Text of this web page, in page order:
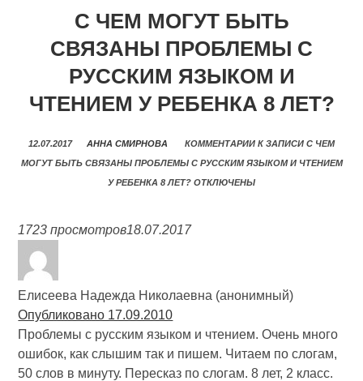
С ЧЕМ МОГУТ БЫТЬ
СВЯЗАНЫ ПРОБЛЕМЫ С
РУССКИМ ЯЗЫКОМ И
ЧТЕНИЕМ У РЕБЕНКА 8 ЛЕТ?
12.07.2017 АННА СМИРНОВА КОММЕНТАРИИ К ЗАПИСИ С ЧЕМ
МОГУТ БЫТЬ СВЯЗАНЫ ПРОБЛЕМЫ С РУССКИМ ЯЗЫКОМ И ЧТЕНИЕМ
У РЕБЕНКА 8 ЛЕТ? ОТКЛЮЧЕНЫ
1723 просмотров18.07.2017
Елисеева Надежда Николаевна (анонимный)
Опубликовано 17.09.2010
Проблемы с русским языком и чтением. Очень много
ошибок, как слышим так и пишем. Читаем по слогам,
50 слов в минуту. Пересказ по слогам. 8 лет, 2 класс.